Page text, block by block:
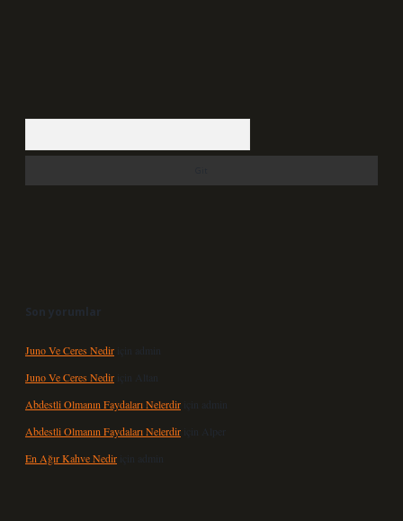
Son yorumlar
Juno Ve Ceres Nedir için
admin
Juno Ve Ceres Nedir için Altan
Abdestli Olmanın Faydaları Nelerdir için
admin
Abdestli Olmanın Faydaları Nelerdir için Alper
En Ağır Kahve Nedir için admin